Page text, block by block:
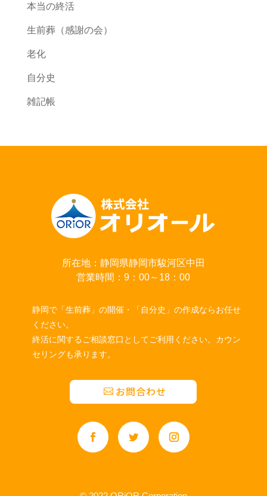
本当の終活
生前葬（感謝の会）
老化
自分史
雑記帳
所在地：静岡県静岡市駿河区中田
営業時間：9：00～18：00
静岡で「生前葬」の開催・「自分史」の作成ならお任せ
ください。
終活に関するご相談窓口としてご利用ください。カウン
セリングも承ります。
お問合わせ